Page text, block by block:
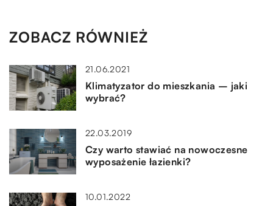
ZOBACZ RÓWNIEŻ
21.06.2021
Klimatyzator do mieszkania – jaki
wybrać?
22.03.2019
Czy warto stawiać na nowoczesne
wyposażenie łazienki?
10.01.2022